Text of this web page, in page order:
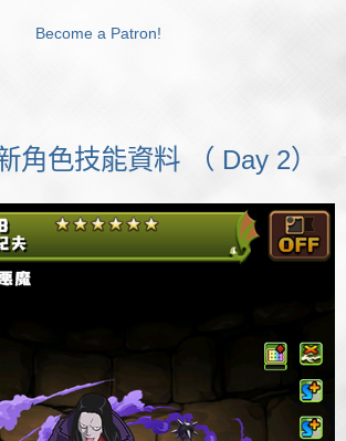
Become a Patron!
角色技能資料 （ Day 2）